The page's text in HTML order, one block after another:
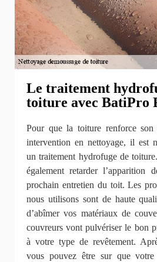
Le traitement
toiture avec BatiPro
Pour que la toiture renforce son
intervention en nettoyage, il est
un traitement hydrofuge de
également retarder l’apparition
prochain entretien du toit. Les
nous utilisons sont de haute
d’abîmer vos matériaux de
couvreurs vont pulvériser le bon
à votre type de revêtement.
vous pouvez être sur que votre